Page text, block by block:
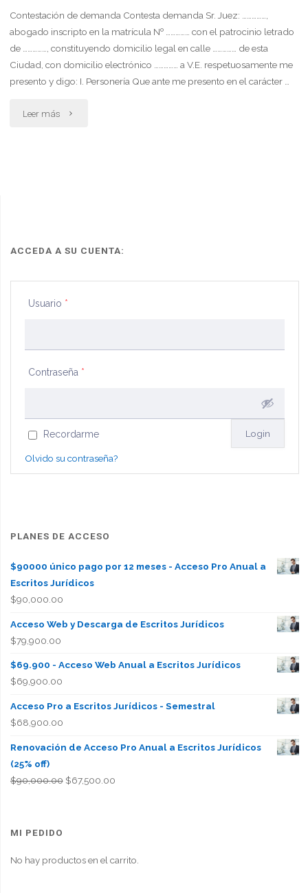
accidente
de
trabajo.
decreto
472
Contestación de demanda Contesta demanda Sr. Juez: ……………,
abogado inscripto en la matrícula Nº …………… con el patrocinio letrado
de ……………, constituyendo domicilio legal en calle …………… de esta
Ciudad, con domicilio electrónico …………… a V.E. respetuosamente me
presento y digo: I. Personería Que ante me presento en el carácter …
Leer más "Contestación
ACCEDA A SU CUENTA:
Usuario *
Contraseña *
Recordarme
Olvido su contraseña?
PLANES DE ACCESO
$90000 único pago por 12 meses - Acceso Pro Anual a
Escritos Jurídicos
$90,000.00
Acceso Web y Descarga de Escritos Jurídicos
$79,900.00
$69.900 - Acceso Web Anual a Escritos Jurídicos
$69,900.00
Acceso Pro a Escritos Jurídicos - Semestral
$68,900.00
Renovación de Acceso Pro Anual a Escritos Jurídicos
(25% off)
$90,000.00 El
$67,500.00El
MI PEDIDO
No hay productos en el carrito.